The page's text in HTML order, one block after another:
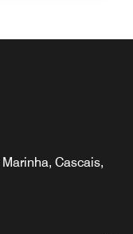
Cascais,